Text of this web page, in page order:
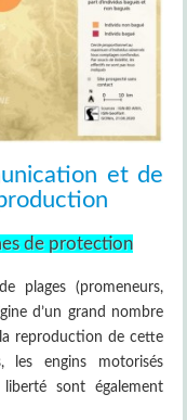
et de
de protection
plages (promeneurs,
d’un grand nombre
reproduction de cette
les engins motorisés
sont également